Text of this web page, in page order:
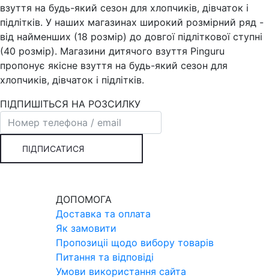
взуття на будь-який сезон для хлопчиків, дівчаток і
підлітків. У наших магазинах широкий розмірний ряд -
від найменших (18 розмір) до довгої підліткової ступні
(40 розмір). Магазини дитячого взуття Pinguru
пропонує якісне взуття на будь-який сезон для
хлопчиків, дівчаток і підлітків.
ПІДПИШІТЬСЯ НА РОЗСИЛКУ
ПІДПИСАТИСЯ
ДОПОМОГА
Доставка та оплата
Як замовити
Пропозицii щодо вибору товарiв
Питання та вiдповiдi
Умови використання сайта